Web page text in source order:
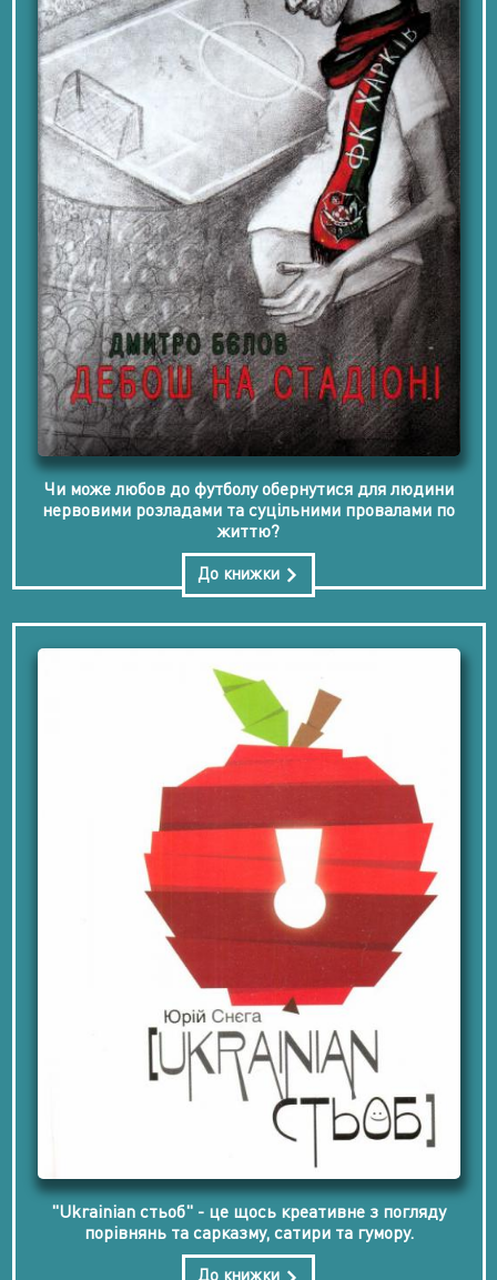
Чи може любов до футболу обернутися для людини
нервовими розладами та суцільними провалами по
життю?
До книжки
"Ukraіnian стьоб" - це щось креативне з погляду
порівнянь та сарказму, сатири та гумору.
До книжки